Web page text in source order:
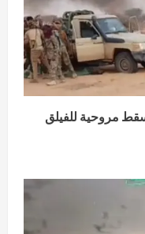
مروحية للفيلق